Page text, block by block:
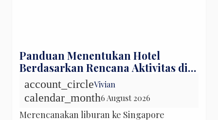
Panduan Menentukan Hotel
Berdasarkan Rencana Aktivitas di
Singapore
account_circleVivian
calendar_month6 August 2026
Merencanakan liburan ke Singapore